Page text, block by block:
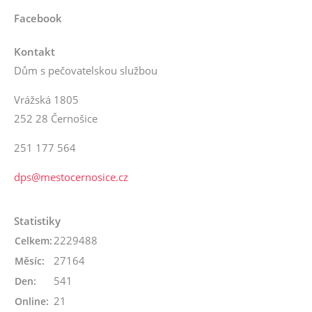
Facebook
Kontakt
Dům s pečovatelskou službou
Vrážská 1805
252 28 Černošice
251 177 564
dps@mestocernosice.cz
Statistiky
Online: 21
Celkem: 2229488
Měsíc: 27164
Den: 541